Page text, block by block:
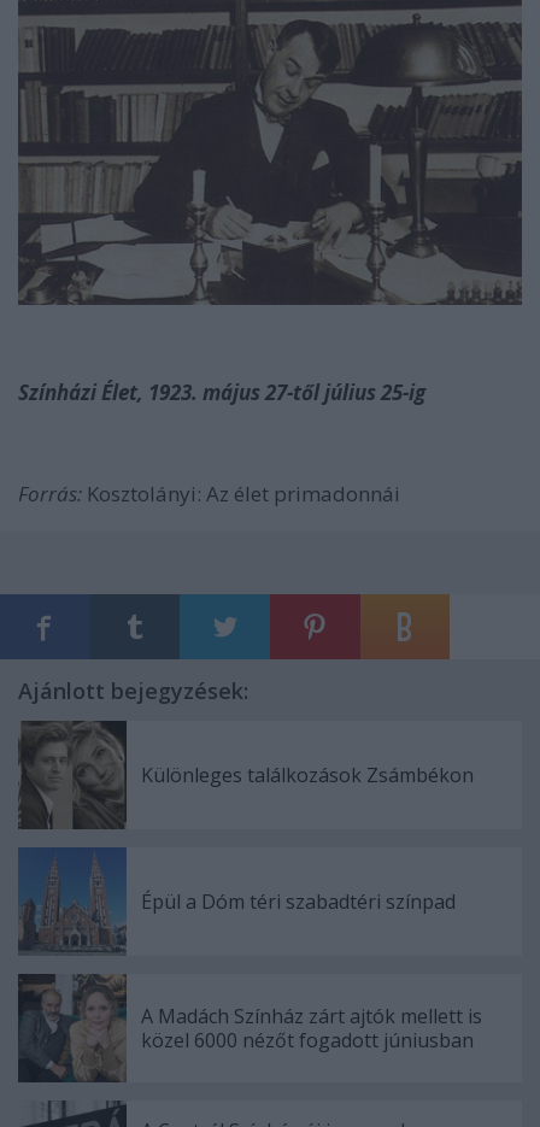
Színházi Élet, 1923. május 27-től július 25-ig
Forrás: Kosztolányi: Az élet primadonnái
Ajánlott bejegyzések:
Különleges találkozások Zsámbékon
Épül a Dóm téri szabadtéri színpad
A Madách Színház zárt ajtók mellett is
közel 6000 nézőt fogadott júniusban